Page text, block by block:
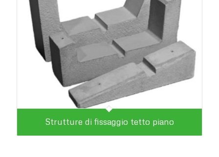
Strutture di fissaggio tetto piano